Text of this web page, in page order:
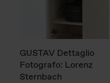
GUSTAV Dettaglio
Fotografo: Lorenz
Sternbach